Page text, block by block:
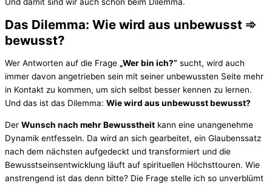
Das Dilemma: Wie wird aus unbewusst ➾
bewusst?
Wer Antworten auf die Frage „Wer bin ich?“ sucht, wird auch
immer davon angetrieben sein mit seiner unbewussten Seite mehr
in Kontakt zu kommen, um sich selbst besser kennen zu lernen.
Und das ist das Dilemma: Wie wird aus unbewusst bewusst?
Der Wunsch nach mehr Bewusstheit kann eine unangenehme
Dynamik entfesseln. Da wird an sich gearbeitet, ein Glaubenssatz
nach dem nächsten aufgedeckt und transformiert und die
Bewusstseinsentwicklung läuft auf spirituellen Höchsttouren. Wie
anstrengend ist das denn bitte? Die Frage stelle ich so unverblümt